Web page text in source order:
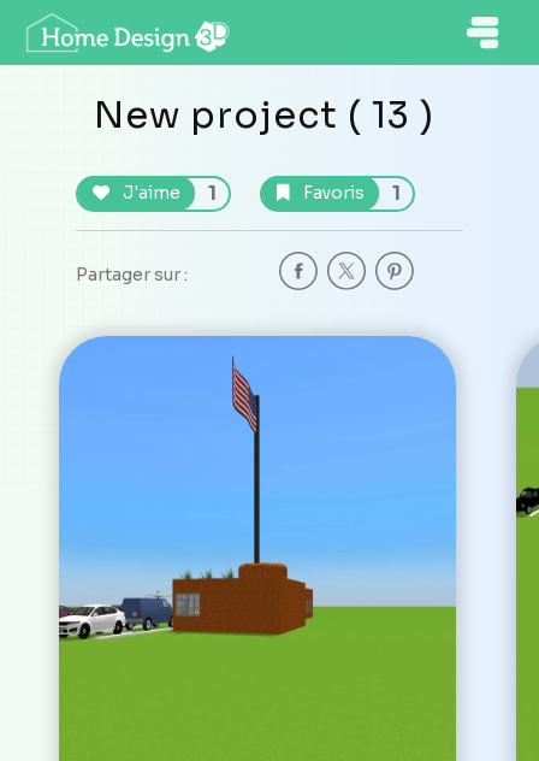
New project ( 13 )
J'aime 1 Favoris 1
Partager sur :